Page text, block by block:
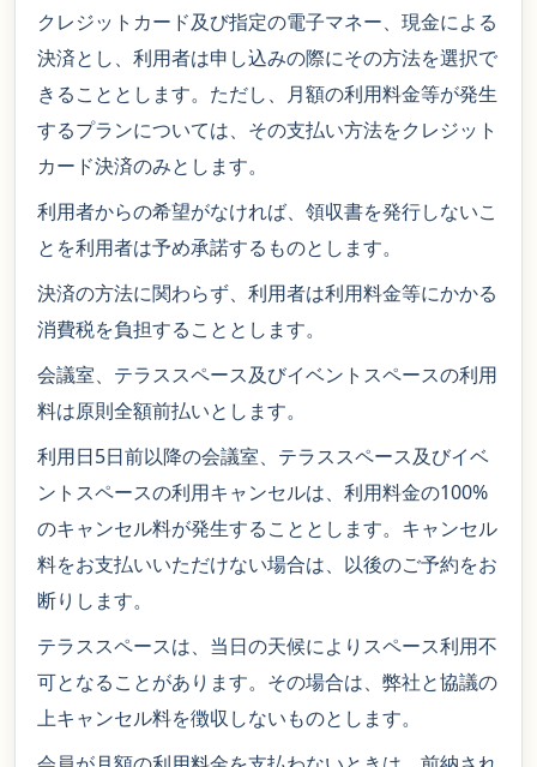
クレジットカード及び指定の電子マネー、現金による
決済とし、利用者は申し込みの際にその方法を選択で
きることとします。ただし、月額の利用料金等が発生
するプランについては、その支払い方法をクレジット
カード決済のみとします。
利用者からの希望がなければ、領収書を発行しないこ
とを利用者は予め承諾するものとします。
決済の方法に関わらず、利用者は利用料金等にかかる
消費税を負担することとします。
会議室、テラススペース及びイベントスペースの利用
料は原則全額前払いとします。
利用日5日前以降の会議室、テラススペース及びイベ
ントスペースの利用キャンセルは、利用料金の100%
のキャンセル料が発生することとします。キャンセル
料をお支払いいただけない場合は、以後のご予約をお
断りします。
テラススペースは、当日の天候によりスペース利用不
可となることがあります。その場合は、弊社と協議の
上キャンセル料を徴収しないものとします。